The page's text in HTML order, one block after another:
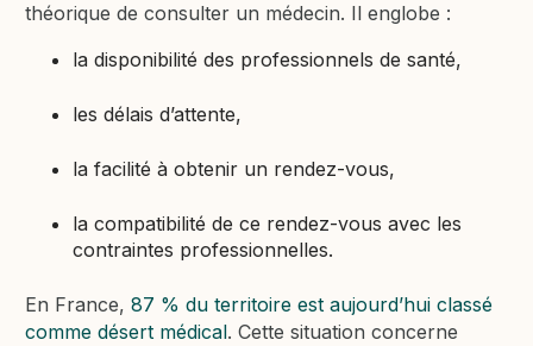
théorique de consulter un médecin. Il englobe :
la disponibilité des professionnels de santé,
les délais d’attente,
la facilité à obtenir un rendez-vous,
la compatibilité de ce rendez-vous avec les
contraintes professionnelles.
En France,87 % du territoire est aujourd’hui classé
comme désert médical. Cette situation concerne